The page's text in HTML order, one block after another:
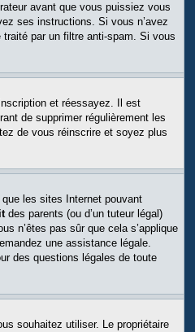
avant que vous puissiez vous
ses instructions. Si vous n’avez
traité par un filtre anti-spam. Si vous
et réessayez. Il est
de supprimer régulièrement les
de vous réinscrire et soyez plus
les sites Internet pouvant
des parents (ou d’un tuteur légal)
n’êtes pas sûr que cela s’applique
une assistance légale.
des questions légales de toute
souhaitez utiliser. Le propriétaire